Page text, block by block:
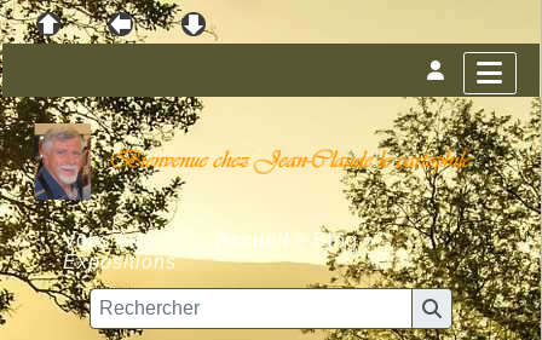
Vous êtes ici : Accueil » Blog»
Expositions